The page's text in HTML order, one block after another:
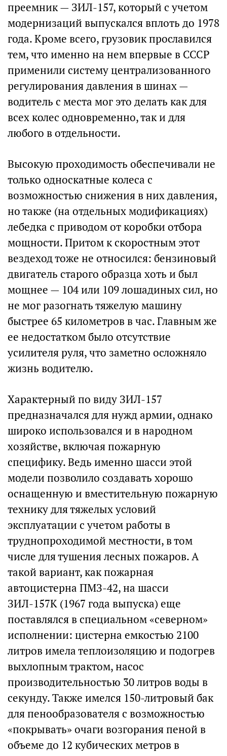
преемник — ЗИЛ-157, который с учетом
модернизаций выпускался вплоть до 1978
года. Кроме всего, грузовик прославился
тем, что именно на нем впервые в СССР
применили систему централизованного
регулирования давления в шинах —
водитель с места мог это делать как для
всех колес одновременно, так и для
любого в отдельности.
Высокую проходимость обеспечивали не
только односкатные колеса с
возможностью снижения в них давления,
но также (на отдельных модификациях)
лебедка с приводом от коробки отбора
мощности. Притом к скоростным этот
вездеход тоже не относился: бензиновый
двигатель старого образца хоть и был
мощнее — 104 или 109 лошадиных сил, но
не мог разогнать тяжелую машину
быстрее 65 километров в час. Главным же
ее недостатком было отсутствие
усилителя руля, что заметно осложняло
жизнь водителю.
Характерный по виду ЗИЛ-157
предназначался для нужд армии, однако
широко использовался и в народном
хозяйстве, включая пожарную
специфику. Ведь именно шасси этой
модели позволило создавать хорошо
оснащенную и вместительную пожарную
технику для тяжелых условий
эксплуатации с учетом работы в
труднопроходимой местности, в том
числе для тушения лесных пожаров. А
такой вариант, как пожарная
автоцистерна ПМЗ-42, на шасси
ЗИЛ-157К (1967 года выпуска) еще
поставлялся в специальном «северном»
исполнении: цистерна емкостью 2100
литров имела теплоизоляцию и подогрев
выхлопным трактом, насос
производительностью 30 литров воды в
секунду. Также имелся 150-литровый бак
для пенообразователя с возможностью
«покрывать» очаги возгорания пеной в
объеме до 12 кубических метров в